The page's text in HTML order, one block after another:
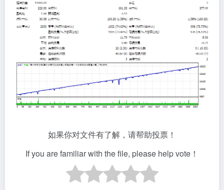
如果你对文件有了解，请帮助投票！
If you are familiar with the file, please help vote！